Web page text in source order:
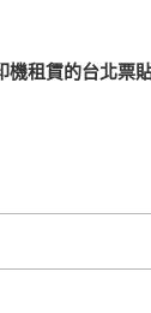
機租賃的台北票